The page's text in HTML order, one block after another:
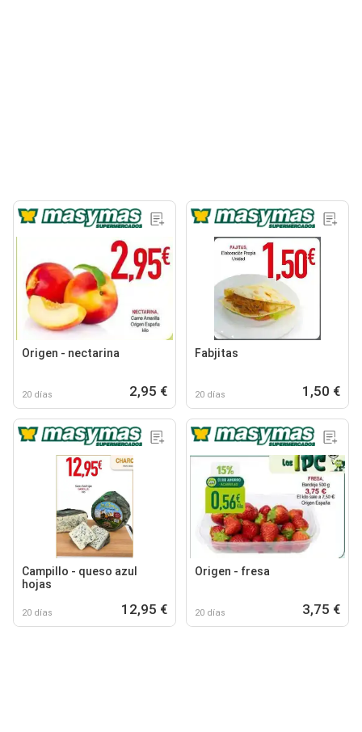
Origen - nectarina
20 días 2,95 €
Fabjitas
20 días 1,50 €
Campillo - queso azul
hojas
20 días 12,95 €
Origen - fresa
20 días 3,75 €